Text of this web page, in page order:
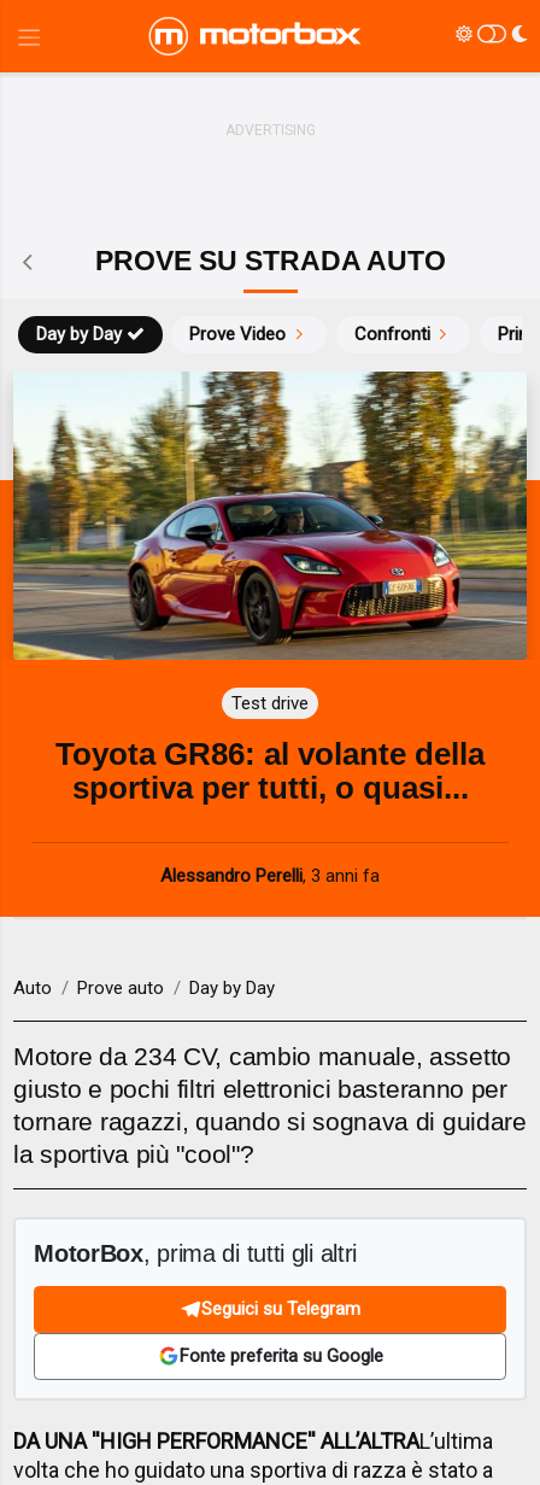
PROVE SU STRADA AUTO
Prove Video Confronti
Day by Day
Test drive
Toyota GR86: al volante della
sportiva per tutti, o quasi...
Alessandro Perelli, 3 anni fa
Auto Prove auto Day by Day
Motore da 234 CV, cambio manuale, assetto
giusto e pochi filtri elettronici basteranno per
tornare ragazzi, quando si sognava di guidare
la sportiva più "cool"?
MotorBox, prima di tutti gli altri
Seguici su Telegram
Fonte preferita su Google
DA UNA ''HIGH PERFORMANCE'' ALL’ALTRAL’ultima
volta che ho guidato una sportiva di razza è stato a